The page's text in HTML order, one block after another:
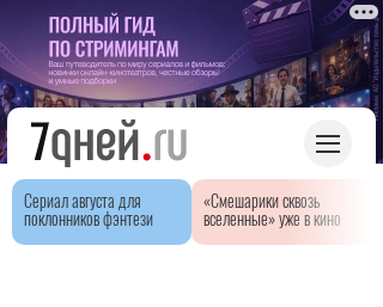
Сериал августа для
поклонников фэнтези
«Смешарики сквозь
вселенные» уже в кино